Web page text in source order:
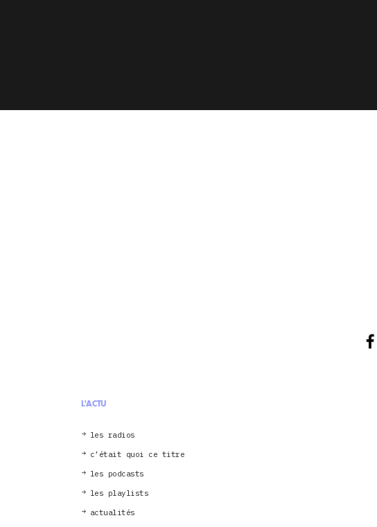
L'ACTU
les radios
c’était quoi ce titre
les podcasts
les playlists
actualités